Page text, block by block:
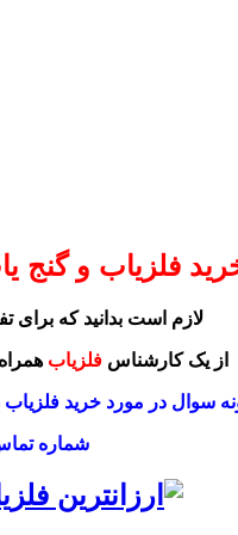
فلزیاب و
لازم است بدانید که برای
از یک کارشناسفلزیاب
سوال در مورد خرید
شماره تماس :